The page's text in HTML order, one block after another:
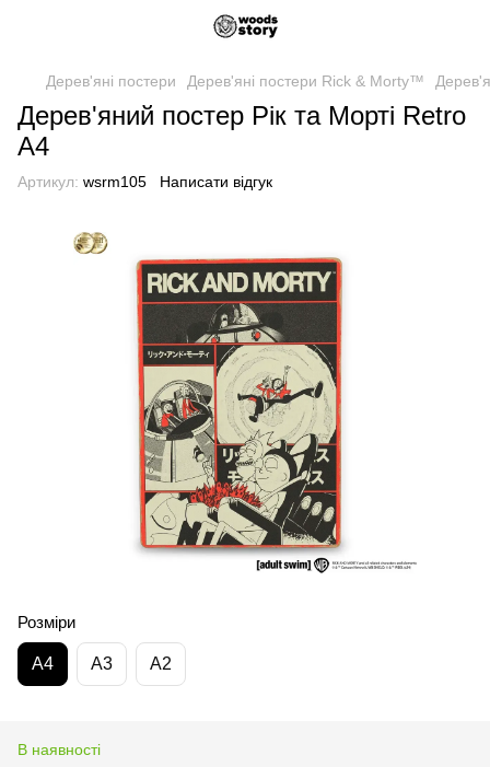
Дерев'яні постери Дерев'яні постери Rick & Morty™
Дерев'яний постер Рік та Морті Retro
А4
Артикул: wsrm105 Написати відгук
Розміри
А4 А3 А2
В наявності